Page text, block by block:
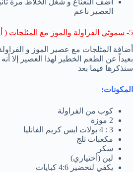
أضف النعناع و شغل الخلاط مرة
العصير ناعم
5- سموثي الفراولة والموز مع المثلجات ( أيس كريم)
أضافة المثلجات مع عصير الموز و
بعيداً عن الطعم الخطير لهذا العصير إلا أنه
سنذكرها فيما بعد
المكونات:
كوب من الفراولة
2 موزة
3 : 4 بولات ايس كريم الفانليا
مكعبات ثلج
سكر
لبن (أختياري)
يكفي لتحضير 4:6 كبايات